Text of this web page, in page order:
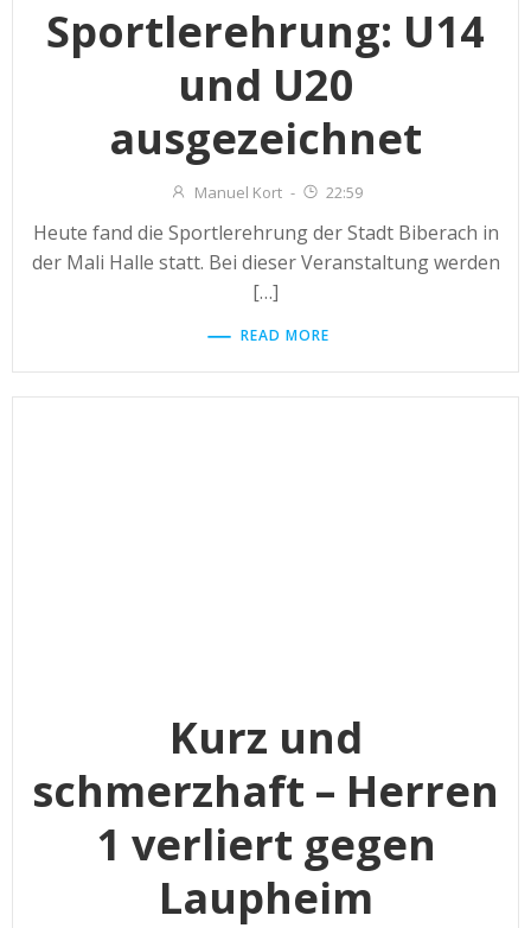
Sportlerehrung: U14
und U20
ausgezeichnet
Manuel Kort - 22:59
Heute fand die Sportlerehrung der Stadt Biberach in
der Mali Halle statt. Bei dieser Veranstaltung werden
[…]
READ MORE
Kurz und
schmerzhaft – Herren
1 verliert gegen
Laupheim